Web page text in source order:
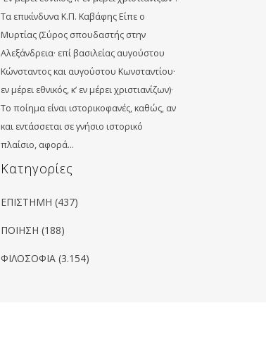
Τα επικίνδυνα Κ.Π. Καβάφης Είπε ο
Μυρτίας (Σύρος σπουδαστής στην
Aλεξάνδρεια· επί βασιλείας αυγούστου
Κώνσταντος και αυγούστου Κωνσταντίου·
εν μέρει εθνικός, κ’ εν μέρει χριστιανίζων)·
Το ποίημα είναι ιστορικοφανές, καθώς, αν
και εντάσσεται σε γνήσιο ιστορικό
πλαίσιο, αφορά…
Kατηγορίες
ΕΠΙΣΤΗΜΗ (437)
ΠΟΙΗΣΗ (188)
ΦΙΛΟΣΟΦΙΑ (3.154)